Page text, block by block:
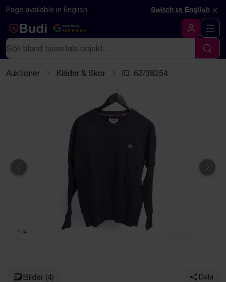
Hoppa till innehåll
Textbaserad (markdown) version av denna sida
Page available in English Switch to English ×
Google Rating
4.5
Logga in
Sök
Sök
Auktioner Kläder & Skor ID: 62/38254
Föregående
1 /4
Bilder (4) Dela